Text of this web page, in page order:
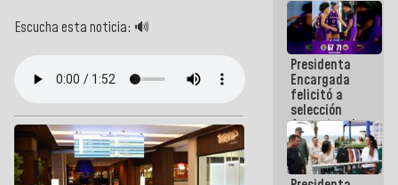
Escucha esta noticia: 🔊
Presidenta
Encargada
felicitó a
selección
femenina de
baloncesto
por su
clasificación